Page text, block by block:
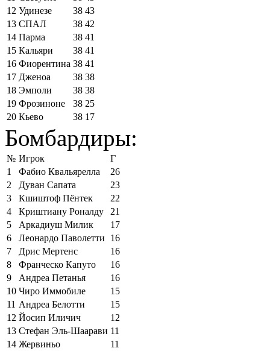
12 Удинезе 38 43
13 СПАЛ 38 42
14 Парма 38 41
15 Кальяри 38 41
16 Фиорентина 38 41
17 Дженоа 38 38
18 Эмполи 38 38
19 Фрозиноне 38 25
20 Кьево 38 17
Бомбардиры:
№ Игрок
Г
1
Фабио Квальярелла
26
2
Дуван Сапата
23
3
Кшиштоф Пёнтек
22
4
Криштиану Роналду
21
5
Аркадиуш Милик
17
6
Леонардо Паволетти
16
7
Дрис Мертенс
16
8
Франческо Капуто
16
9
Андреа Петанья
16
10 Чиро Иммобиле
15
11 Андреа Белотти
15
12 Йосип Иличич
12
13 Стефан Эль-Шаарави 11
14 Жервиньо
11